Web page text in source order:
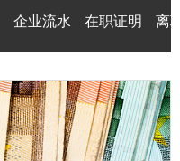
企业流水 在职证明 离